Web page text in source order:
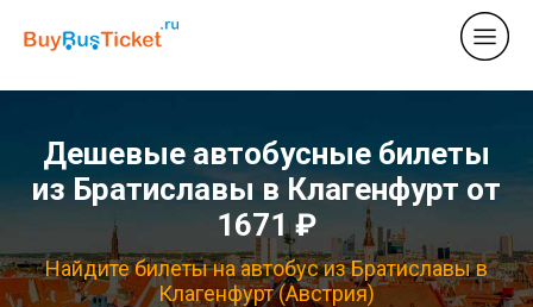
Дешевые автобусные билеты
из Братиславы в Клагенфурт от
1671 ₽
Найдите билеты на автобус из Братиславы в
Клагенфурт (Австрия)